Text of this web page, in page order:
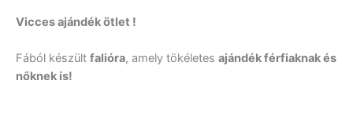
Vicces ajándék ötlet !
Fából készült falióra, amely tökéletes ajándék férfiaknak és
nőknek is!